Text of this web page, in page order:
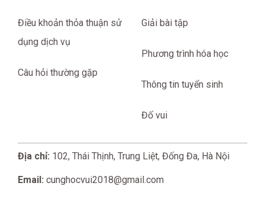
Điều khoản thỏa thuận sử
dụng dịch vụ
Câu hỏi thường gặp
Giải bài tập
Phương trình hóa học
Thông tin tuyển sinh
Đố vui
Địa chỉ: 102, Thái Thịnh, Trung Liệt, Đống Đa, Hà Nội
Email: cunghocvui2018@gmail.com